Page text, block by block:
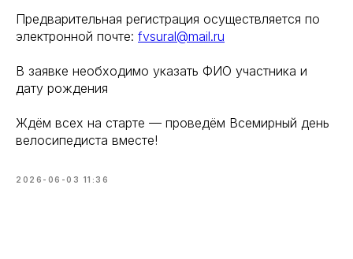
Предварительная регистрация осуществляется по
электронной почте: fvsural@mail.ru
В заявке необходимо указать ФИО участника и
дату рождения
Ждём всех на старте — проведём Всемирный день
велосипедиста вместе!
2026-06-03 11:36